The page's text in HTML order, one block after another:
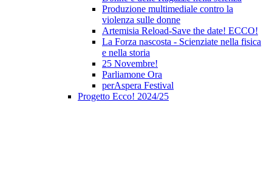
Produzione multimediale contro la
violenza sulle donne
Artemisia Reload-Save the date! ECCO!
La Forza nascosta - Scienziate nella fisica
e nella storia
25 Novembre!
Parliamone Ora
perAspera Festival
Progetto Ecco! 2024/25